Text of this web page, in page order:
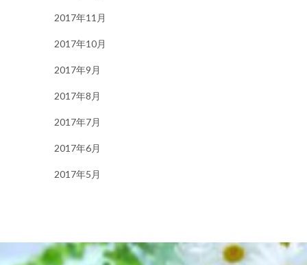
2017年11月
2017年10月
2017年9月
2017年8月
2017年7月
2017年6月
2017年5月